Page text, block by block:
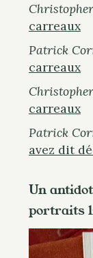
carreaux
Patrick
carreaux
carreaux
Patrick
avez dit
Un
portraits